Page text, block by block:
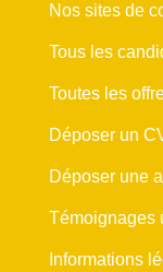
Nos sites de
Tous les
Toutes les
Déposer un
Déposer une
Témoignages
Informations